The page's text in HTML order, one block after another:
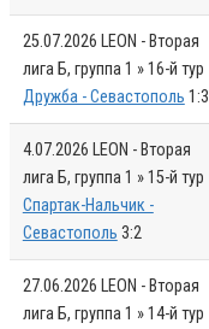
25.07.2026 LEON - Вторая
лига Б, группа 1 » 16-й тур
Дружба - Севастополь 1:3
4.07.2026 LEON - Вторая
лига Б, группа 1 » 15-й тур
Спартак-Нальчик -
Севастополь 3:2
27.06.2026 LEON - Вторая
лига Б, группа 1 » 14-й тур